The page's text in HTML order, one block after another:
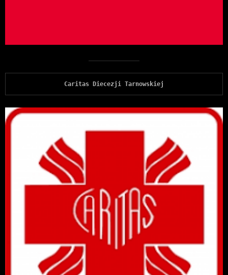
Caritas Diecezji Tarnowskiej